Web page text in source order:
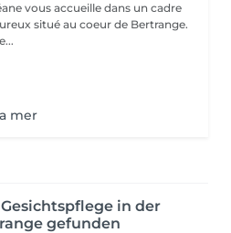
vous accueille dans un cadre
situé au coeur de Bertrange.
mer
in der
gefunden